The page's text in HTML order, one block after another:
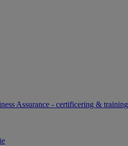
Assurance - certificering & training